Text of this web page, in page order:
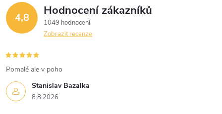
ý
p
i
s
u
4,8 Hodnocení zákazníků
1049 hodnocení
Zobrazit recenze
Stanislav Bazalka
8.8.2026
Pomalé ale v poho